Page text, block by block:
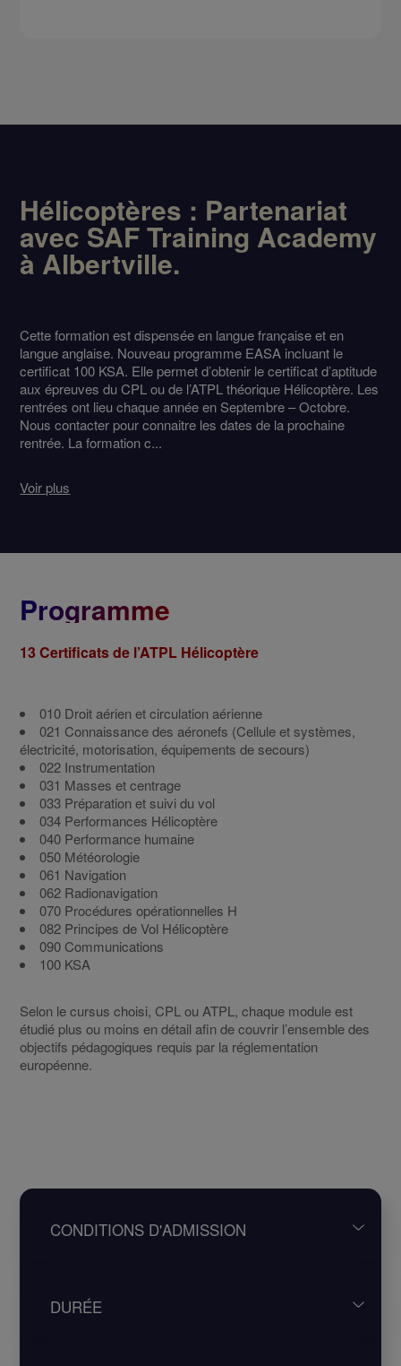
Hélicoptères : Partenariat
avec SAF Training Academy
à Albertville.
Cette formation est dispensée en langue française et en
langue anglaise. Nouveau programme EASA incluant le
certificat 100 KSA. Elle permet d’obtenir le certificat d’aptitude
aux épreuves du CPL ou de l’ATPL théorique Hélicoptère. Les
rentrées ont lieu chaque année en Septembre – Octobre.
Nous contacter pour connaitre les dates de la prochaine
rentrée. La formation c...
Voir plus
Programme
13 Certificats de l’ATPL Hélicoptère
010 Droit aérien et circulation aérienne
021 Connaissance des aéronefs (Cellule et systèmes,
électricité, motorisation, équipements de secours)
022 Instrumentation
031 Masses et centrage
033 Préparation et suivi du vol
034 Performances Hélicoptère
040 Performance humaine
050 Météorologie
061 Navigation
062 Radionavigation
070 Procédures opérationnelles H
082 Principes de Vol Hélicoptère
090 Communications
100 KSA
Selon le cursus choisi, CPL ou ATPL, chaque module est
étudié plus ou moins en détail afin de couvrir l’ensemble des
objectifs pédagogiques requis par la réglementation
européenne.
CONDITIONS D'ADMISSION
La sélection des candidats est réalisée sur dossier
et évaluation. Il faut :
DURÉE